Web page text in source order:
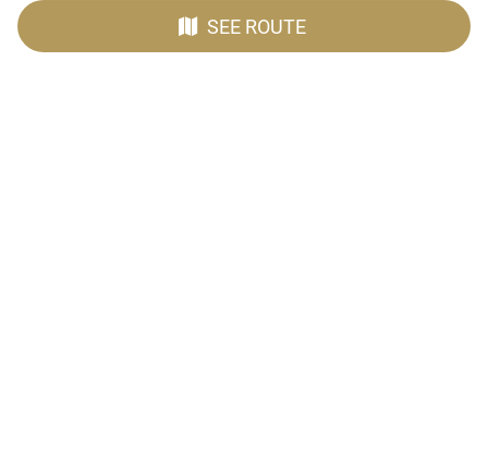
SEE ROUTE